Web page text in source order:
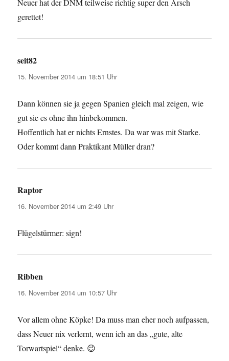
Neuer hat der DNM teilweise richtig super den Arsch
gerettet!
seit82
15. November 2014 um 18:51 Uhr
Dann können sie ja gegen Spanien gleich mal zeigen, wie
gut sie es ohne ihn hinbekommen.
Hoffentlich hat er nichts Ernstes. Da war was mit Starke.
Oder kommt dann Praktikant Müller dran?
Raptor
16. November 2014 um 2:49 Uhr
Flügelstürmer: sign!
Ribben
16. November 2014 um 10:57 Uhr
Vor allem ohne Köpke! Da muss man eher noch aufpassen,
dass Neuer nix verlernt, wenn ich an das „gute, alte
Torwartspiel“ denke. 😉